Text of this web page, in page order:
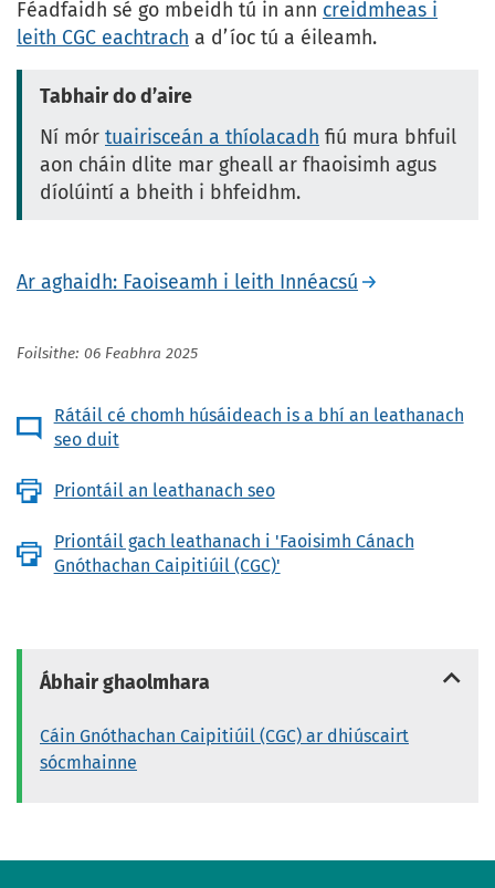
Féadfaidh sé go mbeidh tú in ann creidmheas i
leith CGC eachtrach a d’íoc tú a éileamh.
Tabhair do d’aire
Ní mór tuairisceán a thíolacadh fiú mura bhfuil
aon cháin dlite mar gheall ar fhaoisimh agus
díolúintí a bheith i bhfeidhm.
Ar aghaidh: Faoiseamh i leith Innéacsú
Foilsithe: 06 Feabhra 2025
Rátáil cé chomh húsáideach is a bhí an leathanach
seo duit
Priontáil an leathanach seo
Priontáil gach leathanach i 'Faoisimh Cánach
Gnóthachan Caipitiúil (CGC)'
Ábhair ghaolmhara
Cáin Gnóthachan Caipitiúil (CGC) ar dhiúscairt
sócmhainne